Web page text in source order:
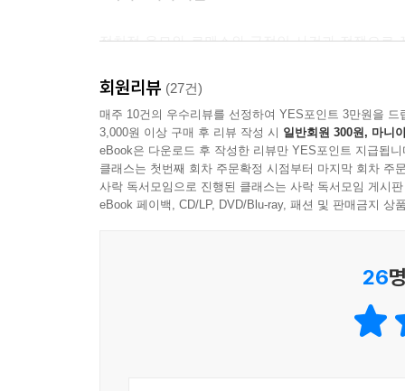
안토니우스는 독자에게 웃음과 짜증을 동시에
딸이었던 그의 아내 포르키아의 광적인 복수
첫사랑이자 약혼녀였던 율리아를 늙은 정적의
숨겨진 악취처럼 배어나온다. 그는 카이사르의
단도를 꺼내 이미 쓰러진 카이사르의 성기를 찌르
카이사르라는 이름은 죽지 않는다
있다고 말해준 거야. 카이사르는 내게 군사적
“이건 사형선고야.” 플라우티우스가 신음했다.
정치적 음모와 로맨스와 극적인 사건과 전쟁으
- 북리스트
로마 공화정을 굴복시킨 위대한 남자들과 여자들
- 데일리 텔레그래프(시드니)
카이사르와 그의 정적들을 화려하게 되살려냈다.
고대 로마에 관한 매컬로의 지식은 가히 백과사
회원리뷰 (27건)
매주 10건의 우수리뷰를 선정하여 YES포인트 3만원을 드
3,000원 이상 구매 후 리뷰 작성 시 일반회원 300원, 마니
eBook은 다운로드 후 작성한 리뷰만 YES포인트 지급됩니
클래스는 첫번째 회차 주문확정 시점부터 마지막 회차 주
사락 독서모임으로 진행된 클래스는 사락 독서모임 게시
eBook 페이백, CD/LP, DVD/Blu-ray, 패션 및 판매금지 상
26